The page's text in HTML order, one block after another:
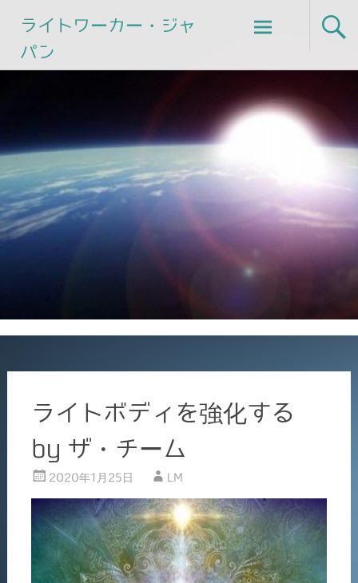
ライトワーカー・ジャ
パン
Skip
to
ライトボディを強化する
by ザ・チーム
2020年1月25日 LM